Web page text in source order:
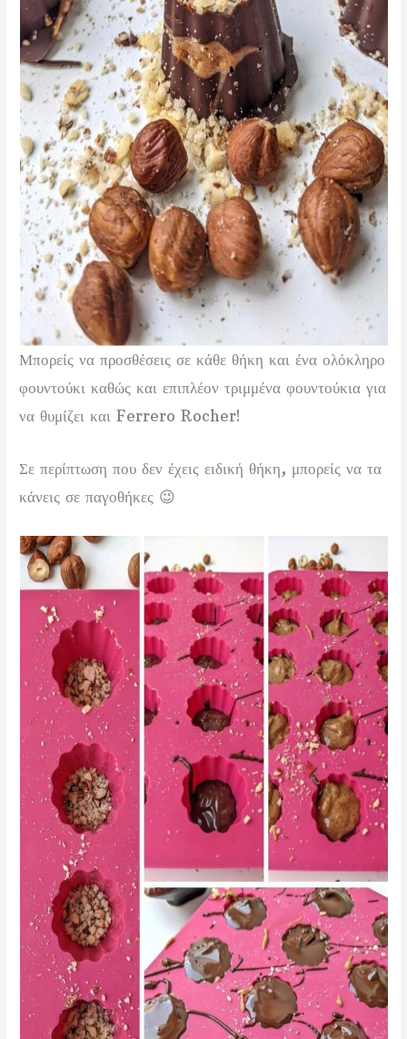
Μπορείς να προσθέσεις σε κάθε θήκη και ένα ολόκληρο
φουντούκι καθώς και επιπλέον τριμμένα φουντούκια για
να θυμίζει και Ferrero Rocher!
Σε περίπτωση που δεν έχεις ειδική θήκη, μπορείς να τα
κάνεις σε παγοθήκες 😉